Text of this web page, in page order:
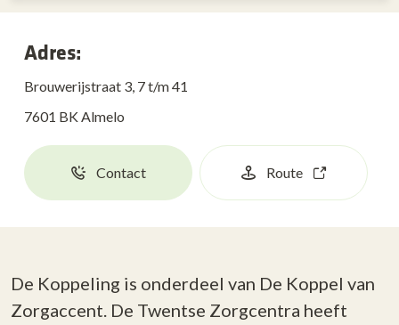
Adres:
Brouwerijstraat 3, 7 t/m 41
7601 BK Almelo
Contact Route
De Koppeling is onderdeel van De Koppel van
Zorgaccent. De Twentse Zorgcentra heeft